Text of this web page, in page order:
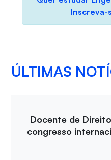
Inscreva-
ÚLTIMAS
Docente de
congresso